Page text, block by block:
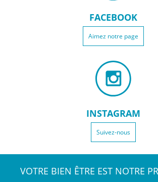
FACEBOOK
Aimez notre page
INSTAGRAM
Suivez-nous
VOTRE BIEN ÊTRE EST NOTRE